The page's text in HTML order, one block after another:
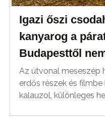
Igazi őszi
kanyarog a
Budapesttől
Az útvonal meseszép
erdős részek és
kalauzol, különleges